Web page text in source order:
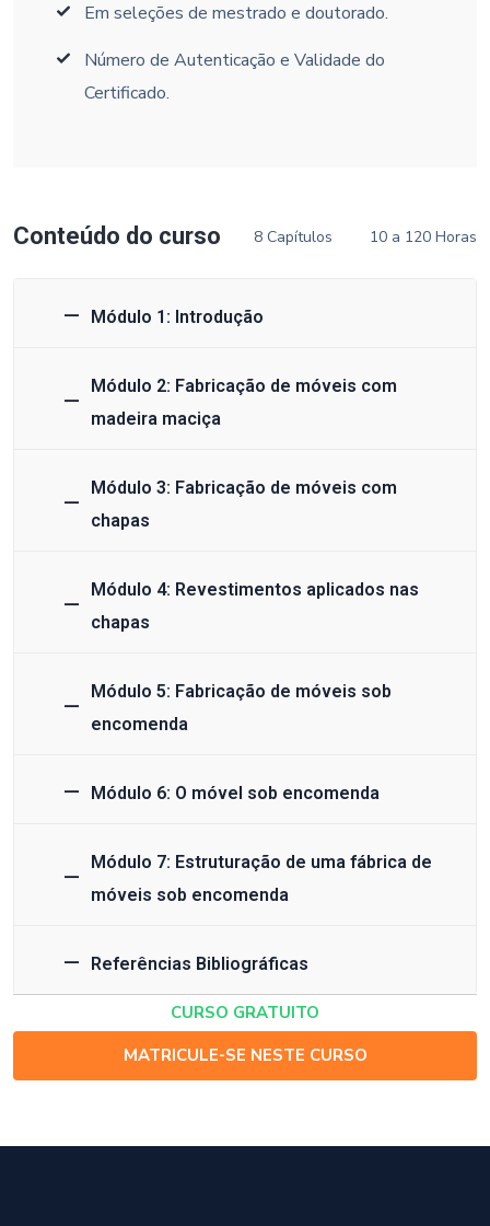
Em seleções de mestrado e doutorado.
Número de Autenticação e Validade do
Certificado.
Conteúdo do curso 8 Capítulos 10 a 120 Horas
Módulo 1: Introdução
Módulo 2: Fabricação de móveis com
madeira maciça
Módulo 3: Fabricação de móveis com
chapas
Módulo 4: Revestimentos aplicados nas
chapas
Módulo 5: Fabricação de móveis sob
encomenda
Módulo 6: O móvel sob encomenda
Módulo 7: Estruturação de uma fábrica de
móveis sob encomenda
Referências Bibliográficas
CURSO GRATUITO
MATRICULE-SE NESTE CURSO